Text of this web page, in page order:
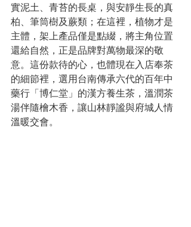
實泥土、青苔的長桌，與安靜生長的真
柏、筆筒樹及蕨類；在這裡，植物才是
主體，架上產品僅是點綴，將主角位置
還給自然，正是品牌對萬物最深的敬
意。這份款待的心，也體現在入店奉茶
的細節裡，選用台南傳承六代的百年中
藥行「博仁堂」的漢方養生茶，溫潤茶
湯伴隨檜木香，讓山林靜謐與府城人情
溫暖交會。